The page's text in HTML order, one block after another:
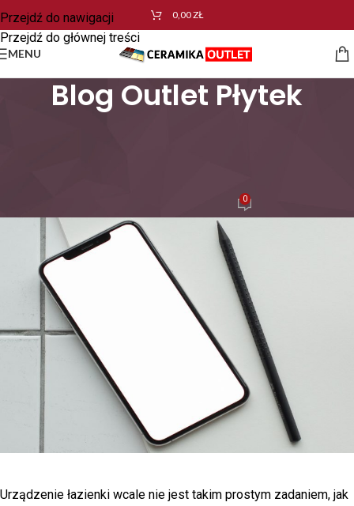
Przejdź do nawigacji
Przejdź do głównej treści
0,00ZŁ
MENU
Blog Outlet Płytek
0
Urządzenie łazienki wcale nie jest takim prostym zadaniem, jak